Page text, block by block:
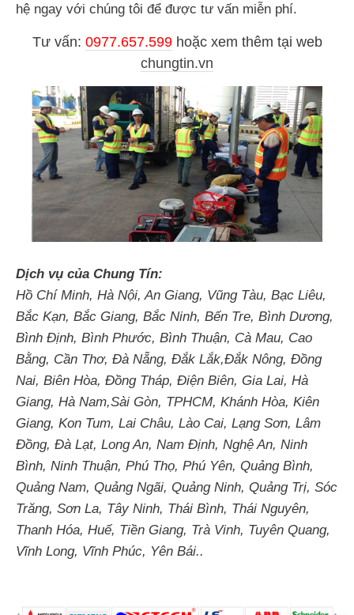
hệ ngay với chúng tôi để được tư vấn miễn phí.
Tư vấn: 0977.657.599hoặc xem thêm tại web
chungtin.vn
Dịch vụ của Chung Tín:
Hồ Chí Minh, Hà Nội, An Giang, Vũng Tàu, Bạc Liêu,
Bắc Kạn, Bắc Giang, Bắc Ninh, Bến Tre, Bình Dương,
Bình Định, Bình Phước, Bình Thuận, Cà Mau, Cao
Bằng, Cần Thơ, Đà Nẵng, Đắk Lắk,Đắk Nông, Đồng
Nai, Biên Hòa, Đồng Tháp, Điện Biên, Gia Lai, Hà
Giang, Hà Nam,Sài Gòn, TPHCM, Khánh Hòa, Kiên
Giang, Kon Tum, Lai Châu, Lào Cai, Lạng Sơn, Lâm
Đồng, Đà Lạt, Long An, Nam Định, Nghệ An, Ninh
Bình, Ninh Thuận, Phú Thọ, Phú Yên, Quảng Bình,
Quảng Nam, Quảng Ngãi, Quảng Ninh, Quảng Trị, Sóc
Trăng, Sơn La, Tây Ninh, Thái Bình, Thái Nguyên,
Thanh Hóa, Huế, Tiền Giang, Trà Vinh, Tuyên Quang,
Vĩnh Long, Vĩnh Phúc, Yên Bái..